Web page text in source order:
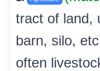
tract of land,
barn, silo,
often